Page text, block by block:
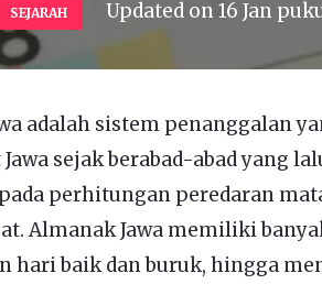
SEJARAH Updated on16 Jan
adalah sistem penanggalan
sejak berabad-abad yang
perhitungan peredaran
Almanak Jawa memiliki
hari baik dan buruk, hingga